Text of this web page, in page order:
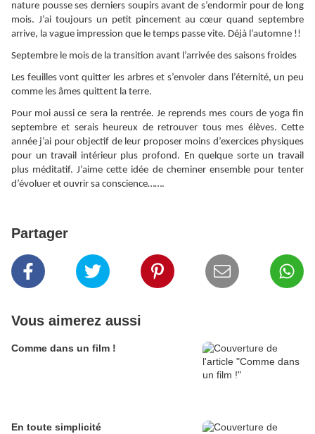
nature pousse ses derniers soupirs avant de s’endormir pour de long
mois. J’ai toujours un petit pincement au cœur quand septembre
arrive, la vague impression que le temps passe vite. Déjà l’automne !!
Septembre le mois de la transition avant l’arrivée des saisons froides
Les feuilles vont quitter les arbres et s’envoler dans l’éternité, un peu
comme les âmes quittent la terre.
Pour moi aussi ce sera la rentrée. Je reprends mes cours de yoga fin
septembre et serais heureux de retrouver tous mes élèves. Cette
année j’ai pour objectif de leur proposer moins d’exercices physiques
pour un travail intérieur plus profond. En quelque sorte un travail
plus méditatif. J’aime cette idée de cheminer ensemble pour tenter
d’évoluer et ouvrir sa conscience…….
Partager
Vous aimerez aussi
Comme dans un film !
En toute simplicité